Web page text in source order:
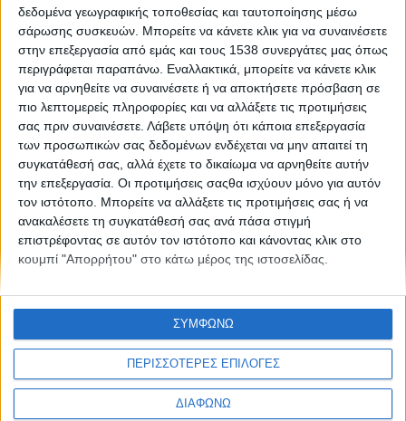
δεδομένα γεωγραφικής τοποθεσίας και ταυτοποίησης μέσω
σάρωσης συσκευών. Μπορείτε να κάνετε κλικ για να συναινέσετε
στην επεξεργασία από εμάς και τους 1538 συνεργάτες μας όπως
περιγράφεται παραπάνω. Εναλλακτικά, μπορείτε να κάνετε κλικ
για να αρνηθείτε να συναινέσετε ή να αποκτήσετε πρόσβαση σε
πιο λεπτομερείς πληροφορίες και να αλλάξετε τις προτιμήσεις
σας πριν συναινέσετε. Λάβετε υπόψη ότι κάποια επεξεργασία
των προσωπικών σας δεδομένων ενδέχεται να μην απαιτεί τη
συγκατάθεσή σας, αλλά έχετε το δικαίωμα να αρνηθείτε αυτήν
την επεξεργασία. Οι προτιμήσεις σαςθα ισχύουν μόνο για αυτόν
τον ιστότοπο. Μπορείτε να αλλάξετε τις προτιμήσεις σας ή να
ανακαλέσετε τη συγκατάθεσή σας ανά πάσα στιγμή
επιστρέφοντας σε αυτόν τον ιστότοπο και κάνοντας κλικ στο
κουμπί "Απορρήτου" στο κάτω μέρος της ιστοσελίδας.
ΠΕΡΙΣΣΟΤΕΡΕΣ ΕΠΙΛΟΓΕΣ
ΔΙΑΦΩΝΩ
ΣΥΜΦΩΝΩ
Δεν είναι αυτό που νομίζεις
CONNECT
NEWSLETTER